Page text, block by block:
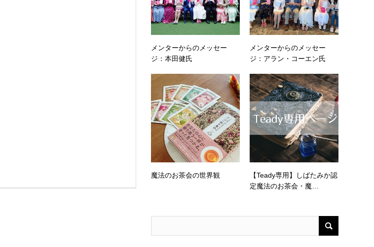
メンターからのメッセー
ジ：本田健氏
メンターからのメッセー
ジ：アラン・コーエン氏
魔法のお茶会の世界観
【Teady専用】しばたみか認
定魔法のお茶会・魔…